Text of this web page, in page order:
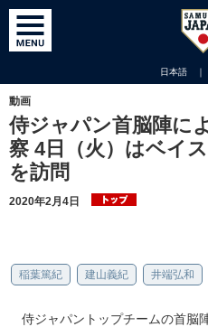
日本語 ｜
動画
侍ジャパン首脳陣に
察 4日（火）はベイ
を訪問
2020年2月4日
稲葉篤紀 建山義紀 井端弘和
侍ジャパントップチームの首脳